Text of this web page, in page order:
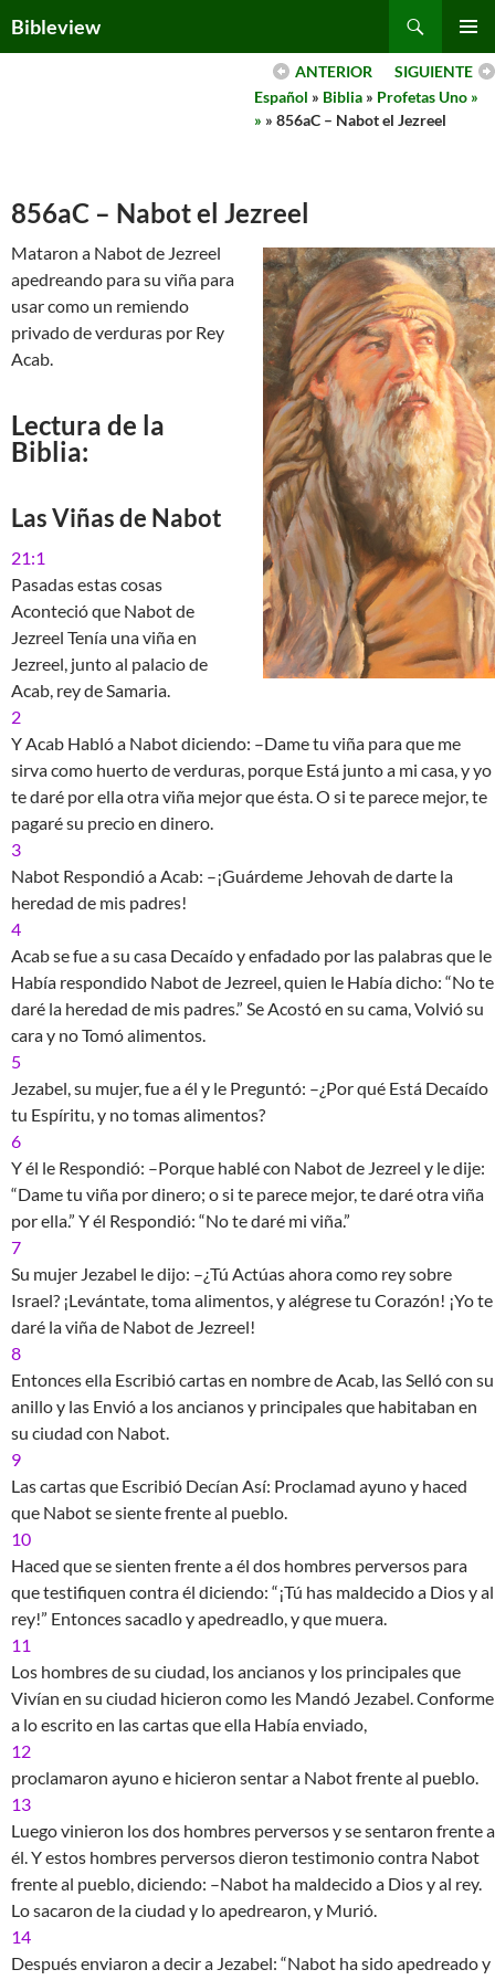
toBibleview
MENU
SIGUIENTE
ANTERIOR
Español » Biblia » Profetas Uno »
» » 856aC – Nabot el Jezreel
856aC – Nabot el Jezreel
Mataron a Nabot de Jezreel
apedreando para su viña para
usar como un remiendo
privado de verduras por Rey
Acab.
Lectura de la
Biblia:
Las Viñas de Nabot
21:1
Pasadas estas cosas
Aconteció que Nabot de
Jezreel Tenía una viña en
Jezreel, junto al palacio de
Acab, rey de Samaria.
2
Y Acab Habló a Nabot diciendo: –Dame tu viña para que me
sirva como huerto de verduras, porque Está junto a mi casa, y yo
te daré por ella otra viña mejor que ésta. O si te parece mejor, te
pagaré su precio en dinero.
3
Nabot Respondió a Acab: –¡Guárdeme Jehovah de darte la
heredad de mis padres!
4
Acab se fue a su casa Decaído y enfadado por las palabras que le
Había respondido Nabot de Jezreel, quien le Había dicho: “No te
daré la heredad de mis padres.” Se Acostó en su cama, Volvió su
cara y no Tomó alimentos.
5
Jezabel, su mujer, fue a él y le Preguntó: –¿Por qué Está Decaído
tu Espíritu, y no tomas alimentos?
6
Y él le Respondió: –Porque hablé con Nabot de Jezreel y le dije:
“Dame tu viña por dinero; o si te parece mejor, te daré otra viña
por ella.” Y él Respondió: “No te daré mi viña.”
7
Su mujer Jezabel le dijo: –¿Tú Actúas ahora como rey sobre
Israel? ¡Levántate, toma alimentos, y alégrese tu Corazón! ¡Yo te
daré la viña de Nabot de Jezreel!
8
Entonces ella Escribió cartas en nombre de Acab, las Selló con su
anillo y las Envió a los ancianos y principales que habitaban en
su ciudad con Nabot.
9
Las cartas que Escribió Decían Así: Proclamad ayuno y haced
que Nabot se siente frente al pueblo.
10
Haced que se sienten frente a él dos hombres perversos para
que testifiquen contra él diciendo: “¡Tú has maldecido a Dios y al
rey!” Entonces sacadlo y apedreadlo, y que muera.
11
Los hombres de su ciudad, los ancianos y los principales que
Vivían en su ciudad hicieron como les Mandó Jezabel. Conforme
a lo escrito en las cartas que ella Había enviado,
12
proclamaron ayuno e hicieron sentar a Nabot frente al pueblo.
13
Luego vinieron los dos hombres perversos y se sentaron frente a
él. Y estos hombres perversos dieron testimonio contra Nabot
frente al pueblo, diciendo: –Nabot ha maldecido a Dios y al rey.
Lo sacaron de la ciudad y lo apedrearon, y Murió.
14
Después enviaron a decir a Jezabel: “Nabot ha sido apedreado y